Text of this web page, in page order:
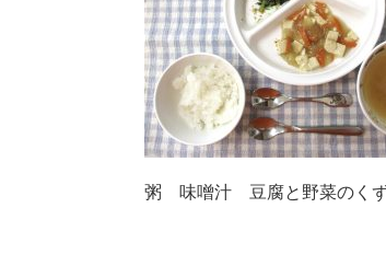
粥 味噌汁 豆腐と野菜のくず